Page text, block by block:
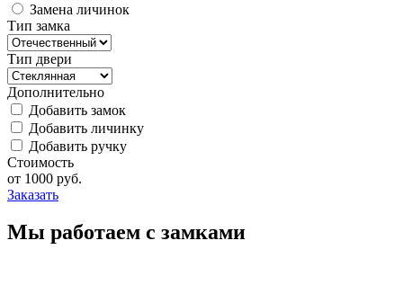
Замена личинок
Тип замка
Тип двери
Дополнительно
Добавить замок
Добавить личинку
Добавить ручку
Стоимость
от 1000 руб.
Заказать
Мы работаем с замками